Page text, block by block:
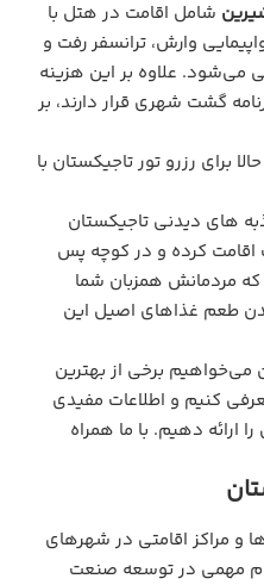
شامل اقامت در هتل با
وارش، ترانسفر رفت و
می‌شود. علاوه بر این هزینه
گشت شهری قرار دارند، بر
برای رزرو تور تاجیکستان با
های دیدنی تاجیکستان
اقامت کرده و در کوچه پس
که مردمانش همزبان شما
طعم غذاهای اصیل این
می‌خواهیم برخی از بهترین
کنیم و اطلاعات مفیدی
ارائه دهیم. با ما همراه
و مراکز اقامتی در شهرهای
مهمی در توسعه صنعت